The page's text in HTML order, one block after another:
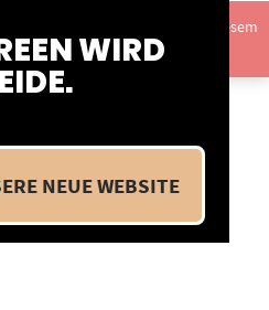
WIRD
NEUE WEBSITE
wir uns im Betriebsurlaub. In diesem
Versand statt.Ausblenden